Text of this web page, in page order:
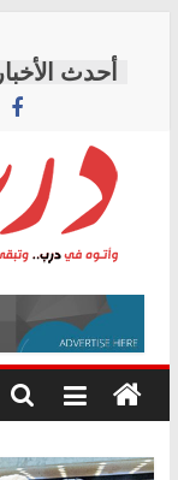
content
درب
وأتوه
درب..
وتبقى
هي